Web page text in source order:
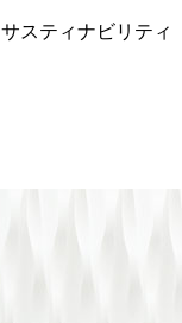
サスティナビリティ